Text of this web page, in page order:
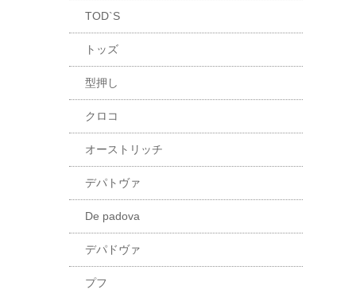
TOD`S
トッズ
型押し
クロコ
オーストリッチ
デパトヴァ
De padova
デパドヴァ
プフ